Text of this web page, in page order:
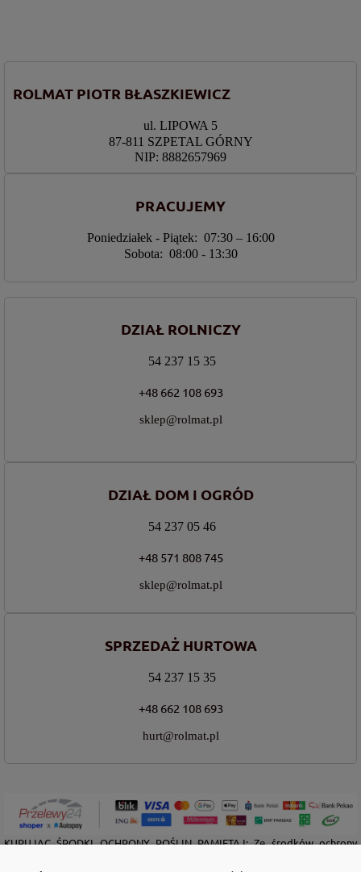
ROLMAT PIOTR BŁASZKIEWICZ
ul. LIPOWA 5
87-811 SZPETAL GÓRNY
NIP: 8882657969
PRACUJEMY
Poniedziałek - Piątek: 07:30 – 16:00
Sobota: 08:00 - 13:30
DZIAŁ ROLNICZY
54 237 15 35
+48 662 108 693
sklep@rolmat.pl
DZIAŁ DOM I OGRÓD
54 237 05 46
+48 571 808 745
sklep@rolmat.pl
SPRZEDAŻ HURTOWA
54 237 15 35
+48 662 108 693
hurt@rolmat.pl
KUPUJĄC ŚRODKI OCHRONY ROŚLIN PAMIĘTAJ: Ze środków ochrony